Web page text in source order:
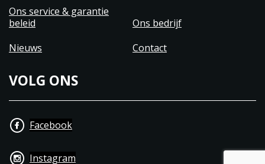
Ons service & garantie
beleid
Ons bedrijf
Nieuws
Contact
VOLG ONS
Facebook
Instagram